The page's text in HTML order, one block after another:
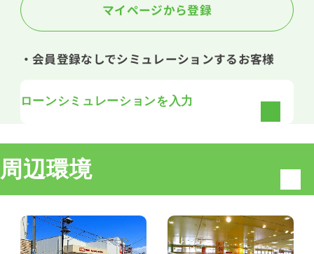
マイページから登録
・会員登録なしでシミュレーションするお客様
ローンシミュレーションを入力
周辺環境